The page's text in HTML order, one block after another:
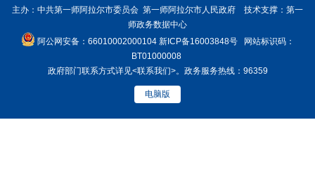
主办：中共第一师阿拉尔市委员会 第一师阿拉尔市人民政府 技术支撑：第一
师政务数据中心
阿公网安备：66010002000104 新ICP备16003848号网站标识码：
BT01000008
政府部门联系方式详见<联系我们>。政务服务热线：96359
电脑版